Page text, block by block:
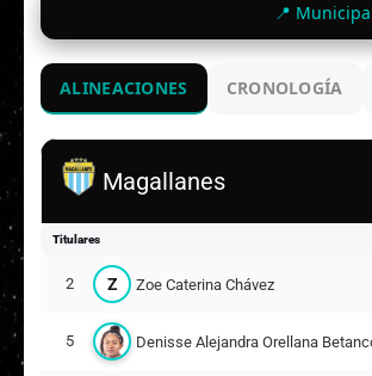
📍
ALINEACIONES CRONOLOGÍA
Magallanes
Titulares
2 Z Zoe Caterina Chávez
5 Denisse Alejandra Orellana